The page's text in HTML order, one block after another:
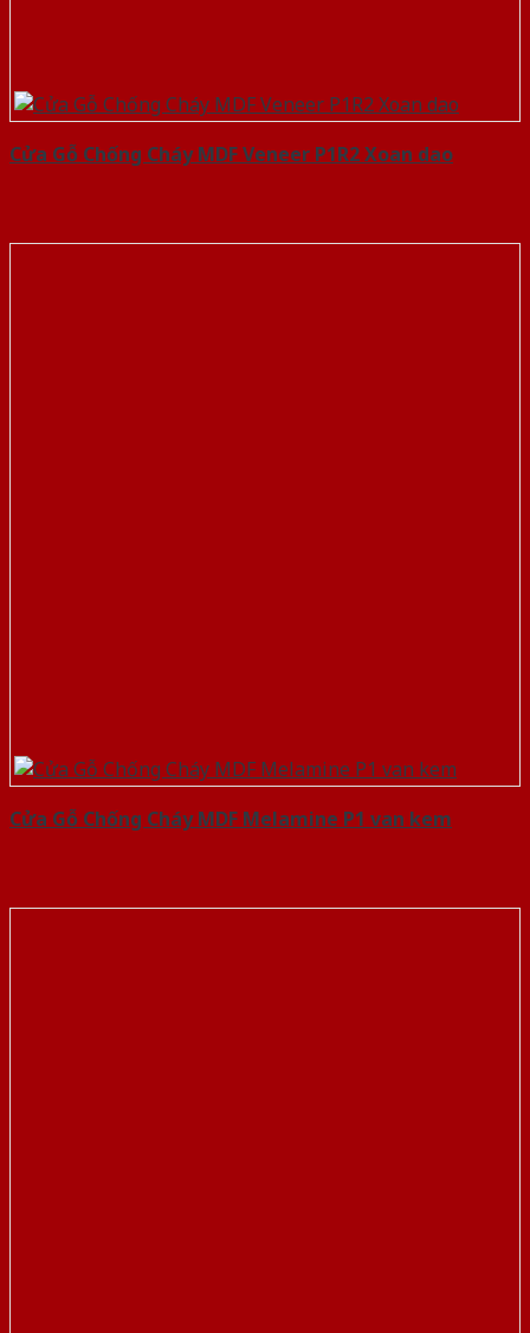
Cửa Gỗ Chống Cháy MDF Veneer P1R2 Xoan dao
Cửa Gỗ Chống Cháy MDF Melamine P1 van kem